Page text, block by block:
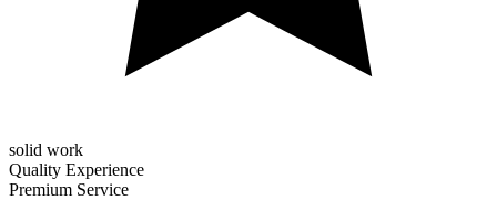
solid work
Quality Experience
Premium Service